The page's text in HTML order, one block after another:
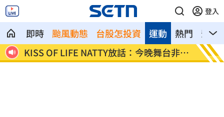
登入
即時 颱風動態 台股怎投資 熱門 影音
運動
KISS OF LIFE NATTY放話：今晚舞台非常
辣
工程
他